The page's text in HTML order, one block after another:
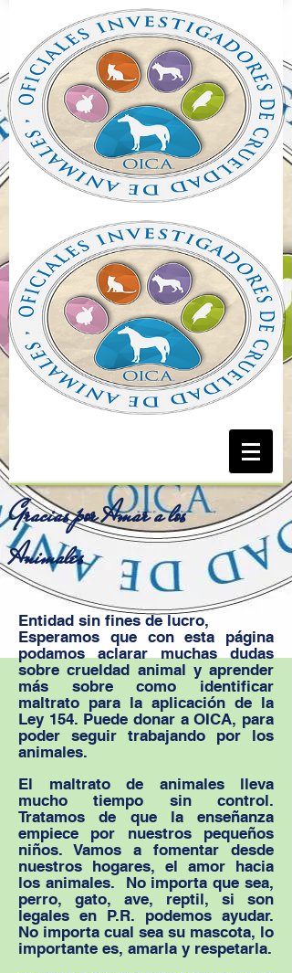
Gracias por Amar a los
Animales
Entidad sin fines de lucro,
Esperamos que con esta página
podamos aclarar muchas dudas
sobre crueldad animal y aprender
más sobre como identificar
maltrato para la aplicación de la
Ley 154. Puede donar a OICA, para
poder seguir trabajando por los
animales.
El maltrato de animales lleva
mucho tiempo sin control.
Tratamos de que la enseñanza
empiece por nuestros pequeños
niños. Vamos a fomentar desde
nuestros hogares, el amor hacia
los animales. No importa que sea,
perro, gato, ave, reptil, si son
legales en P.R. podemos ayudar.
No importa cual sea su mascota, lo
importante es, amarla y respetarla.